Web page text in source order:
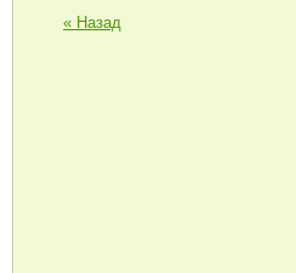
« Назад